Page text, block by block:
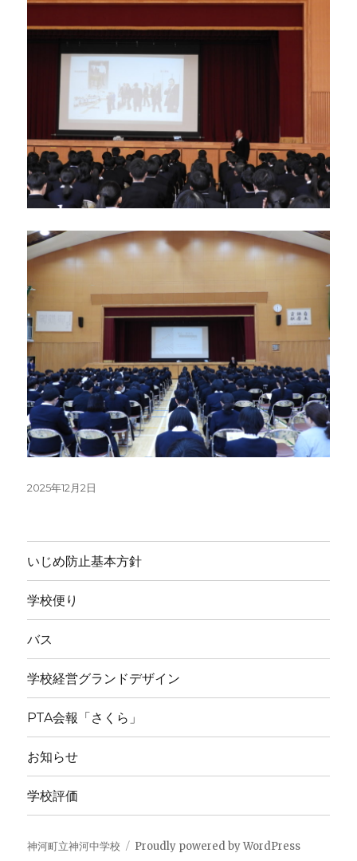
投
2025年12月2日
いじめ防止基本方針
学校便り
バス
学校経営グランドデザイン
PTA会報「さくら」
お知らせ
学校評価
神河町立神河中学校 Proudly powered by WordPress